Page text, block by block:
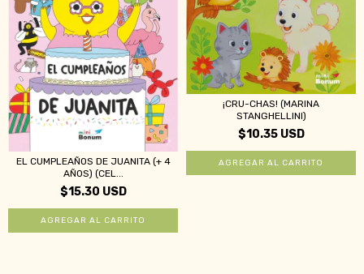
EL CUMPLEAÑOS DE JUANITA (+ 4
AÑOS) (CEL...
$15.30 USD
¡CRU-CHAS! (MARINA
STANGHELLINI)
$10.35 USD